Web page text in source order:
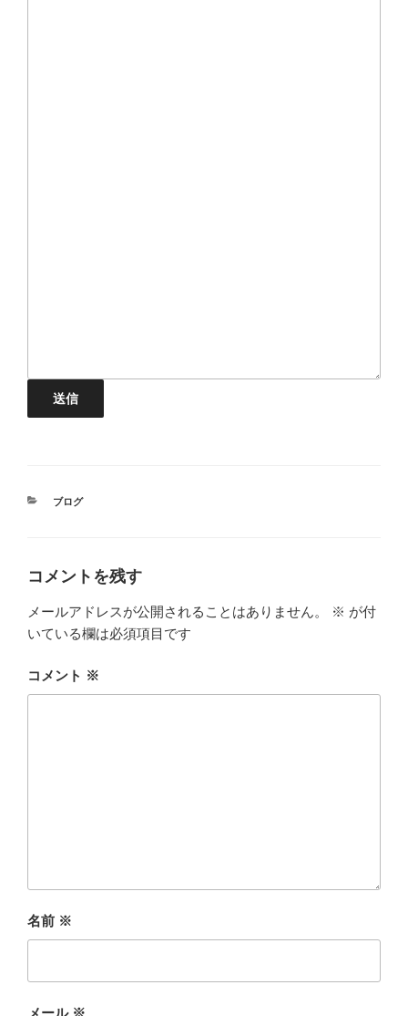
送信
カ
ブログ
コメントを残す
メールアドレスが公開されることはありません。 ※ が付
いている欄は必須項目です
コメント ※
名前 ※